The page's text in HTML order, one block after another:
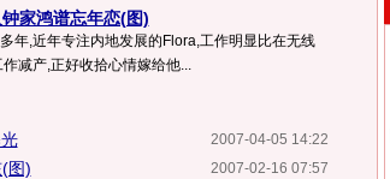
家鸿谱忘年恋(图)
年,近年专注内地发展的Flora,工作明显比在无线
减产,正好收拾心情嫁给他...
2007-04-05 14:22
2007-02-16 07:57
图)